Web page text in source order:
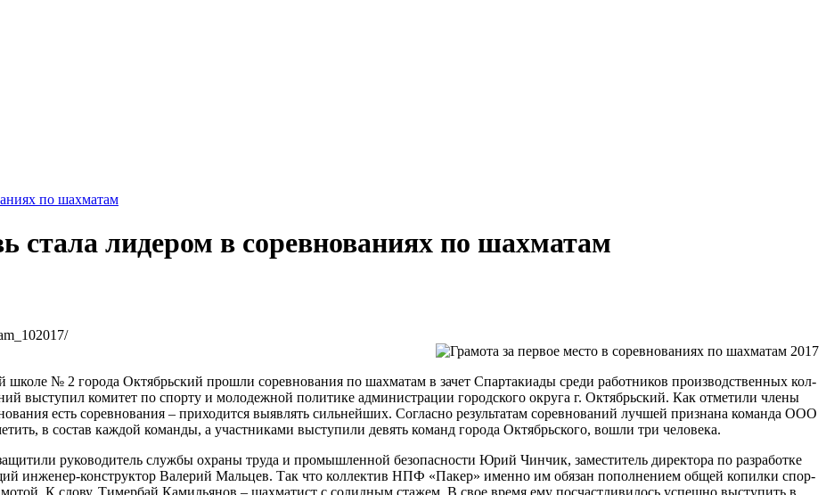
по шахматам
лидером в соревнованиях по шахматам
шко­ле № 2 го­ро­да Ок­тябрьс­кий про­шли со­рев­но­ва­ния по шах­ма­там в за­чет Спар­та­ки­а­ды сре­ди ра­бот­ни­ков про­из­водст­вен­ных кол­
вы­сту­пил ко­ми­тет по спор­ту и мо­ло­деж­ной по­ли­ти­ке ад­ми­нист­ра­ции го­род­ско­го окру­га г. Ок­тябрьс­кий. Как от­ме­ти­ли чле­ны
есть со­рев­но­ва­ния – при­хо­дит­ся вы­яв­лять силь­ней­ших. Со­глас­но ре­зуль­та­там со­рев­но­ва­ний луч­шей при­зна­на ко­ман­да ООО
в со­став каж­дой ко­ман­ды, а участ­ни­ка­ми вы­сту­пи­ли де­вять ко­манд го­ро­да Ок­тябрьс­ко­го, во­шли три че­ло­ве­ка.
ру­ко­во­ди­тель служ­бы охра­ны тру­да и про­мыш­лен­ной без­опас­нос­ти Юрий Чин­чик, за­мес­ти­тель ди­рек­то­ра по раз­ра­бот­ке
ин­же­нер-кон­струк­тор Ва­ле­рий Маль­цев. Так что кол­лек­тив НПФ «Па­кер» имен­но им обя­зан по­пол­не­ни­ем об­щей ко­пил­ки спор­
К сло­ву, Ти­мер­бай Ка­миль­я­нов – шах­ма­тист с со­лид­ным ста­жем. В свое вре­мя ему по­счаст­ли­ви­лось успеш­но вы­сту­пить в